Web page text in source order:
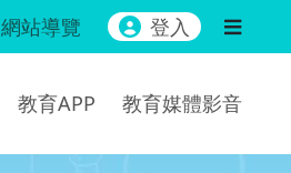
網站導覽 登入
教育APP 教育媒體影音